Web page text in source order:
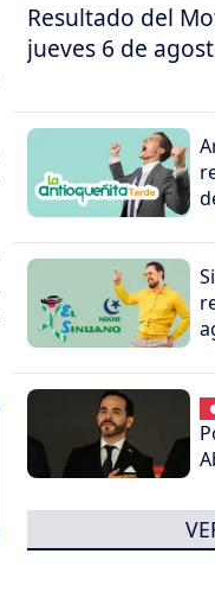
Resultado del
jueves 6 de